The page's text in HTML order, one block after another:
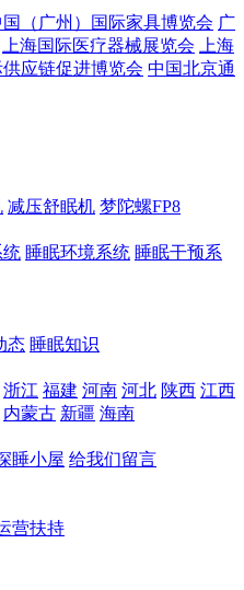
国（广州）国际家具博览会 广
上海国际医疗器械展览会
上海
应链促进博览会 中国北京通
减压舒眠机 梦陀螺FP8
统 睡眠环境系统 睡眠干预系
态 睡眠知识
浙江 福建 河南 河北 陕西 江西
内蒙古 新疆 海南
睡小屋 给我们留言
营扶持